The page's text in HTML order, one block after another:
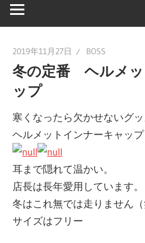
2019年11月27日 BOSS
冬の定番 ヘルメッ
ップ
寒くなったら欠かせないグ
ヘルメットインナーキャップ
耳まで隠れて温かい。
店長は長年愛用しています。
冬はこれ無では走りません
サイズはフリー